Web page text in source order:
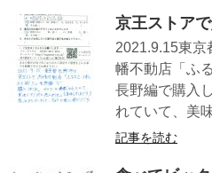
京王ストア
2021.9.15東
幡不動店「ふ
長野編で購入
れていて、美
記事を読む